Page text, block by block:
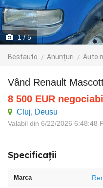
1/ 5
Bestauto Anunțuri Auto
Vând Renault
8 500 EUR negociabil
Cluj, Deusu
Valabil din 6/22/2026 6:48:48
Specificații
Marca